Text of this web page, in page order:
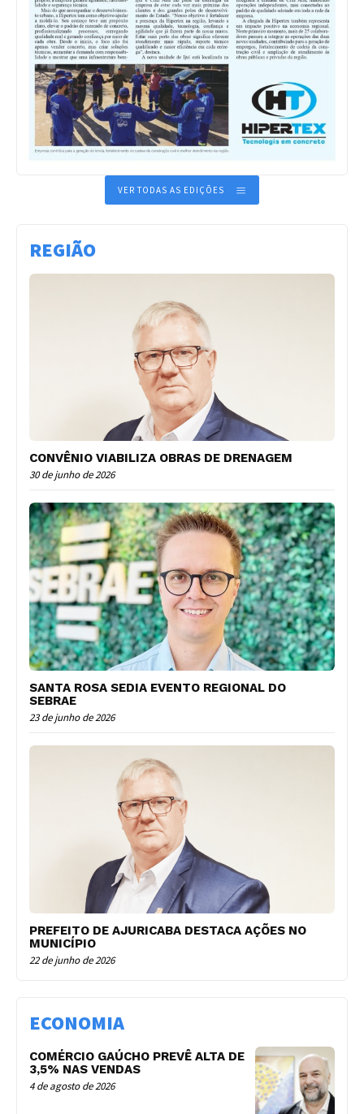
VER TODAS AS EDIÇÕES
REGIÃO
CONVÊNIO VIABILIZA OBRAS DE DRENAGEM
30 de junho de 2026
SANTA ROSA SEDIA EVENTO REGIONAL DO
SEBRAE
23 de junho de 2026
PREFEITO DE AJURICABA DESTACA AÇÕES NO
MUNICÍPIO
22 de junho de 2026
ECONOMIA
COMÉRCIO GAÚCHO PREVÊ ALTA DE
3,5% NAS VENDAS
4 de agosto de 2026